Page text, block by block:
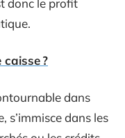
donc le profit
?
dans
s’immisce dans les